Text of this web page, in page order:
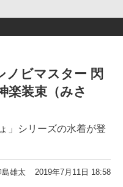
ノビマスター 閃
楽装束（みさ
」シリーズの水着が登
島雄太 2019年7月11日 18:58